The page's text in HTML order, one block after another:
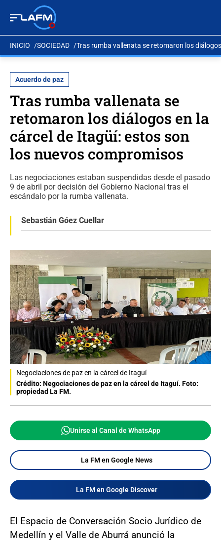
INICIO SOCIEDAD Tras rumba vallenata se retomaron los
Acuerdo de paz
Tras rumba vallenata se
retomaron los diálogos en la
cárcel de Itagüí: estos son
los nuevos compromisos
Las negociaciones estaban suspendidas desde el pasado
9 de abril por decisión del Gobierno Nacional tras el
escándalo por la rumba vallenata.
Sebastián Góez Cuellar
Negociaciones de paz en la cárcel de Itaguí
Crédito: Negociaciones de paz en la cárcel de Itaguí. Foto:
propiedad La FM.
Unirse al Canal de WhatsApp
La FM en Google News
La FM en Google Discover
El Espacio de Conversación Socio Jurídico de
Medellín y el Valle de Aburrá anunció la